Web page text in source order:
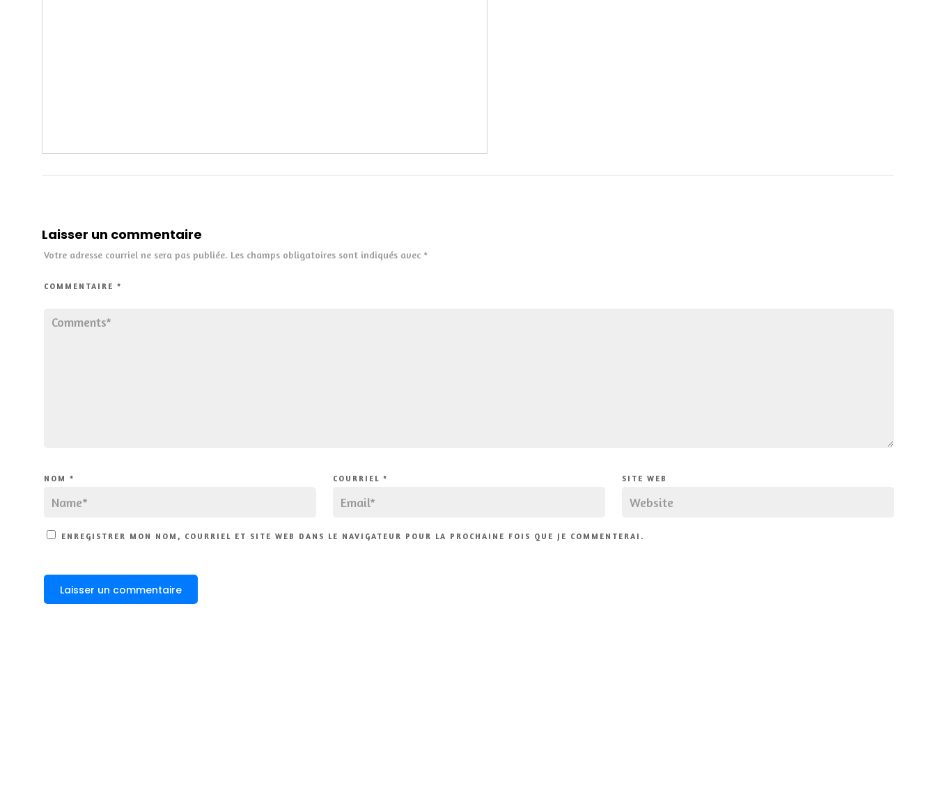
Laisser un commentaire
Votre adresse courriel ne sera pas publiée. Les champs obligatoires sont indiqués avec *
COMMENTAIRE *
NOM * COURRIEL * SITE WEB
ENREGISTRER MON NOM, COURRIEL ET SITE WEB DANS LE NAVIGATEUR POUR LA PROCHAINE FOIS QUE JE COMMENTERAI.